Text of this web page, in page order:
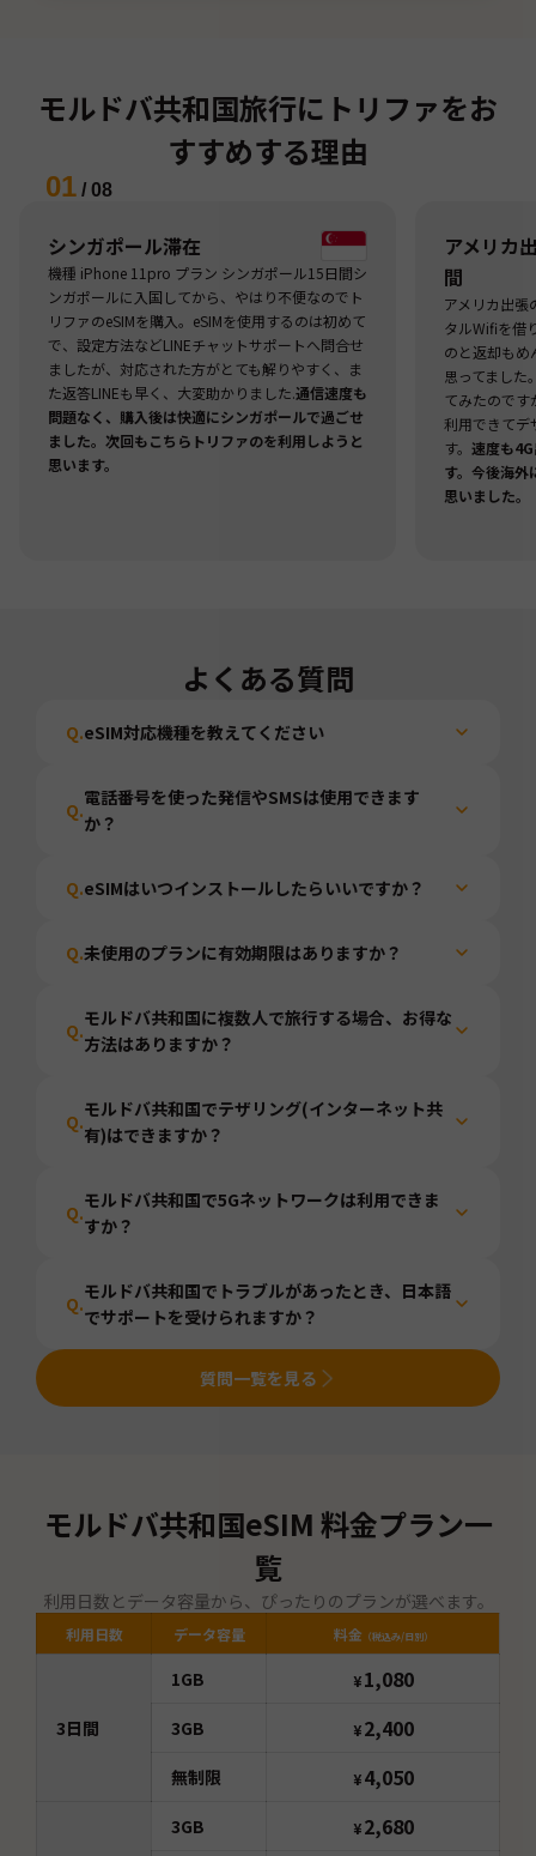
モルドバ共和国旅行にトリファをお
すすめする理由
01 / 08
シンガポール滞在
機種 iPhone 11pro プラン シンガポール15日間シ
ンガポールに入国してから、やはり不便なのでト
リファのeSIMを購入。eSIMを使用するのは初めて
で、設定方法などLINEチャットサポートへ問合せ
ましたが、対応された方がとても解りやすく、ま
た返答LINEも早く、大変助かりました.通信速度も
問題なく、購入後は快適にシンガポールで過ごせ
ました。次回もこちらトリファのを利用しようと
思います。
アメリカ
間
アメリカ出張
タルWifiを借
のと返却もめ
思ってまし
てみたのです
利用できてデ
す。 速度も
す。今後海外
思いました。
よくある質問
Q.eSIM対応機種を教えてください
Q.
電話番号を使った発信やSMSは使用できます
か？
Q.eSIMはいつインストールしたらいいですか？
Q.未使用のプランに有効期限はありますか？
Q.
モルドバ共和国に複数人で旅行する場合、お得な
方法はありますか？
Q.
モルドバ共和国でテザリング(インターネット共
有)はできますか？
Q.
モルドバ共和国で5Gネットワークは利用できま
すか？
Q.
モルドバ共和国でトラブルがあったとき、日本語
でサポートを受けられますか？
質問一覧を見る
モルドバ共和国eSIM 料金プラン一
覧
利用日数とデータ容量から、ぴったりのプランが選べます。
利用日数 データ容量 料金 （税込み/日別）
3日間
1GB ¥ 1,080
3GB ¥ 2,400
無制限 ¥ 4,050
3GB ¥ 2,680